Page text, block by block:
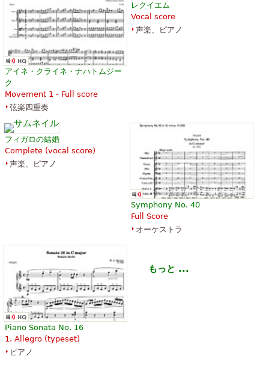
アイネ・クライネ・ナハトムジー
ク
Movement 1 - Full score
弦楽四重奏
レクイエム
Vocal score
声楽、ピアノ
フィガロの結婚
Complete (vocal score)
声楽、ピアノ
Symphony No. 40
Full Score
オーケストラ
Piano Sonata No. 16
1. Allegro (typeset)
ピアノ
もっと ...